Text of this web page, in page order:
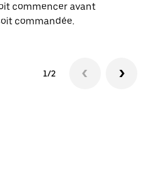
commencer avant
commandée.
1/2